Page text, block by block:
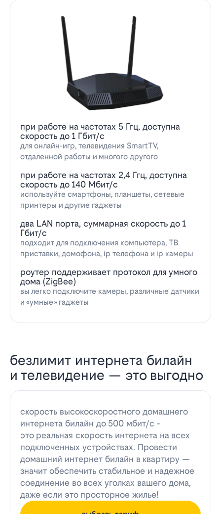
при работе на частотах 5 Ггц, доступна
скорость до 1 Гбит/с
для онлайн-игр, телевидения SmartTV,
отдаленной работы и многого другого
при работе на частотах 2,4 Ггц, доступна
скорость до 140 Мбит/с
используйте смартфоны, планшеты, сетевые
принтеры и другие гаджеты
два LAN порта, суммарная скорость до 1
Гбит/с
подходит для подключения компьютера, ТВ
приставки, домофона, ip телефона и ip камеры
роутер поддерживает протокол для умного
дома (ZigBee)
вы легко подключите камеры, различные датчики
и «умные» гаджеты
безлимит интернета билайн
и телевидение — это выгодно
скорость высокоскоростного домашнего
интернета билайн до 500 мбит/с -
это реальная скорость интернета на всех
подключенных устройствах. Провести
домашний интернет билайн в квартиру —
значит обеспечить стабильное и надежное
соединение во всех уголках вашего дома,
даже если это просторное жилье!